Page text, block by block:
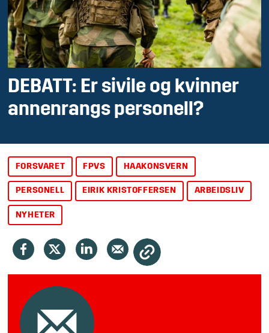
DEBATT: Er sivile og kvinner
annenrangs personell?
FORSVARET FPVS HAAKONSVERN
PERSONELL EIRIK KRISTOFFERSEN ARBEIDSLIV
NYHETER